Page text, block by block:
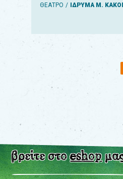
ΘΕΑΤΡΟ ΙΔΡΥΜΑ Μ.
βρείτε στοeshop